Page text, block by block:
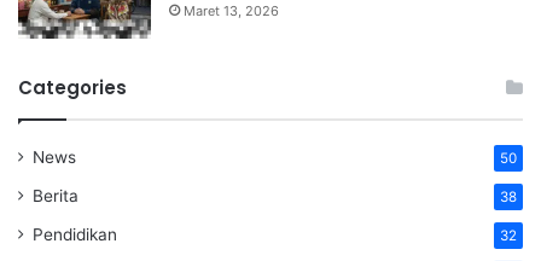
Maret 13, 2026
Categories
News 50
Berita 38
Pendidikan 32